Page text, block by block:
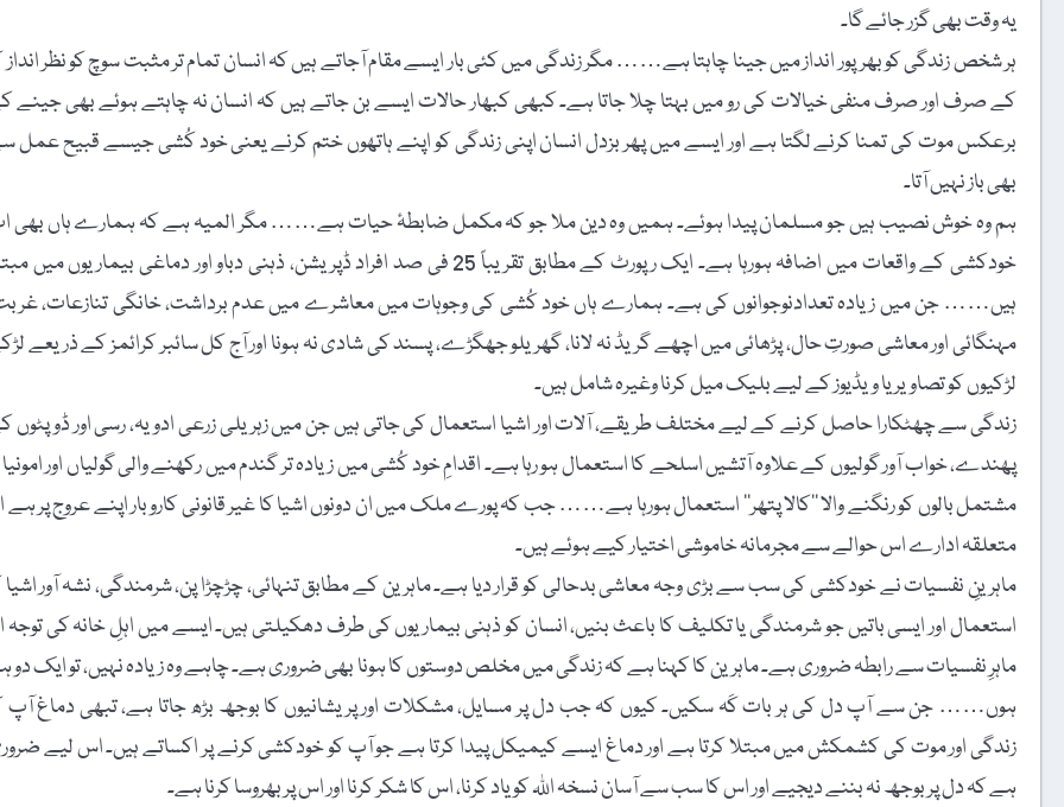
یہ وقت بھی گزر جائے گا۔
ہر شخص زندگی کو بھرپور انداز میں جینا چاہتا ہے…… مگر زندگی میں کئی بار ایسے مقام آجاتے ہیں کہ انسان تمام تر مثبت سوچ کو نظر انداز
کے صرف اور صرف منفی خیالات کی رو میں بہتا چلا جاتا ہے۔ کبھی کبھار حالات ایسے بن جاتے ہیں کہ انسان نہ چاہتے ہوئے بھی جینے
برعکس موت کی تمنا کرنے لگتا ہے اور ایسے میں پھر بزدل انسان اپنی زندگی کو اپنے ہاتھوں ختم کرنے یعنی خود کُشی جیسے قبیح عمل
بھی باز نہیں آتا۔
ہم وہ خوش نصیب ہیں جو مسلمان پیدا ہوئے۔ ہمیں وہ دین ملا جو کہ مکمل ضابطۂ حیات ہے…… مگر المیہ ہے کہ ہمارے ہاں بھی
خودکشی کے واقعات میں اضافہ ہورہا ہے۔ ایک رپورٹ کے مطابق تقریباً 25 فی صد افراد ڈپریشن، ذہنی دباو اور دماغی بیماریوں میں
ہیں…… جن میں زیادہ تعدادنوجوانوں کی ہے۔ ہمارے ہاں خود کُشی کی وجوہات میں معاشرے میں عدم برداشت، خانگی تنازعات،
مہنگائی اور معاشی صورتِ حال، پڑھائی میں اچھے گریڈ نہ لانا، گھریلو جھگڑے، پسند کی شادی نہ ہونا اور آج کل سائبر کرائمز کے ذریعے
لڑکیوں کو تصاویر یا ویڈیوز کے لیے بلیک میل کرنا وغیرہ شامل ہیں۔
زندگی سے چھٹکارا حاصل کرنے کے لیے مختلف طریقے، آلات اور اشیا استعمال کی جاتی ہیں جن میں زہریلی زرعی ادویہ، رسی اور ڈوپٹوں
پھندے، خواب آور گولیوں کے علاوہ آتشیں اسلحے کا استعمال ہو رہا ہے۔ اقدامِ خود کُشی میں زیادہ تر گندم میں رکھنے والی گولیاں اور امونیا
مشتمل بالوں کو رنگنے والا ’’کالا پتھر‘‘ استعمال ہورہا ہے…… جب کہ پورے ملک میں ان دونوں اشیا کا غیر قانونی کاروبار اپنے عروج پر ہے
متعلقہ ادارے اس حوالے سے مجرمانہ خاموشی اختیار کیے ہوئے ہیں۔
ماہرینِ نفسیات نے خودکشی کی سب سے بڑی وجہ معاشی بدحالی کو قرار دیا ہے۔ ماہرین کے مطابق تنہائی، چڑچڑا پن، شرمندگی، نشہ آور اشیا
استعمال اور ایسی باتیں جو شرمندگی یا تکلیف کا باعث بنیں، انسان کو ذہنی بیماریوں کی طرف دھکیلتی ہیں۔ ایسے میں اہلِ خانہ کی توجہ
ماہرِ نفسیات سے رابطہ ضروری ہے۔ ماہرین کا کہنا ہے کہ زندگی میں مخلص دوستوں کا ہونا بھی ضروری ہے۔ چاہے وہ زیادہ نہیں، تو ایک دو
ہوں…… جن سے آپ دل کی ہر بات کَہ سکیں۔ کیوں کہ جب دل پر مسایل، مشکلات اور پریشانیوں کا بوجھ بڑھ جاتا ہے، تبھی دماغ آپ
زندگی اور موت کی کشمکش میں مبتلا کرتا ہے اور دماغ ایسے کیمیکل پیدا کرتا ہے جو آپ کو خودکشی کرنے پر اکساتے ہیں۔ اس لیے
ہے کہ دل پر بوجھ نہ بننے دیجیے اور اس کا سب سے آسان نسخہ اللہ کو یاد کرنا، اس کا شکر کرنا اور اس پر بھروسا کرنا ہے۔